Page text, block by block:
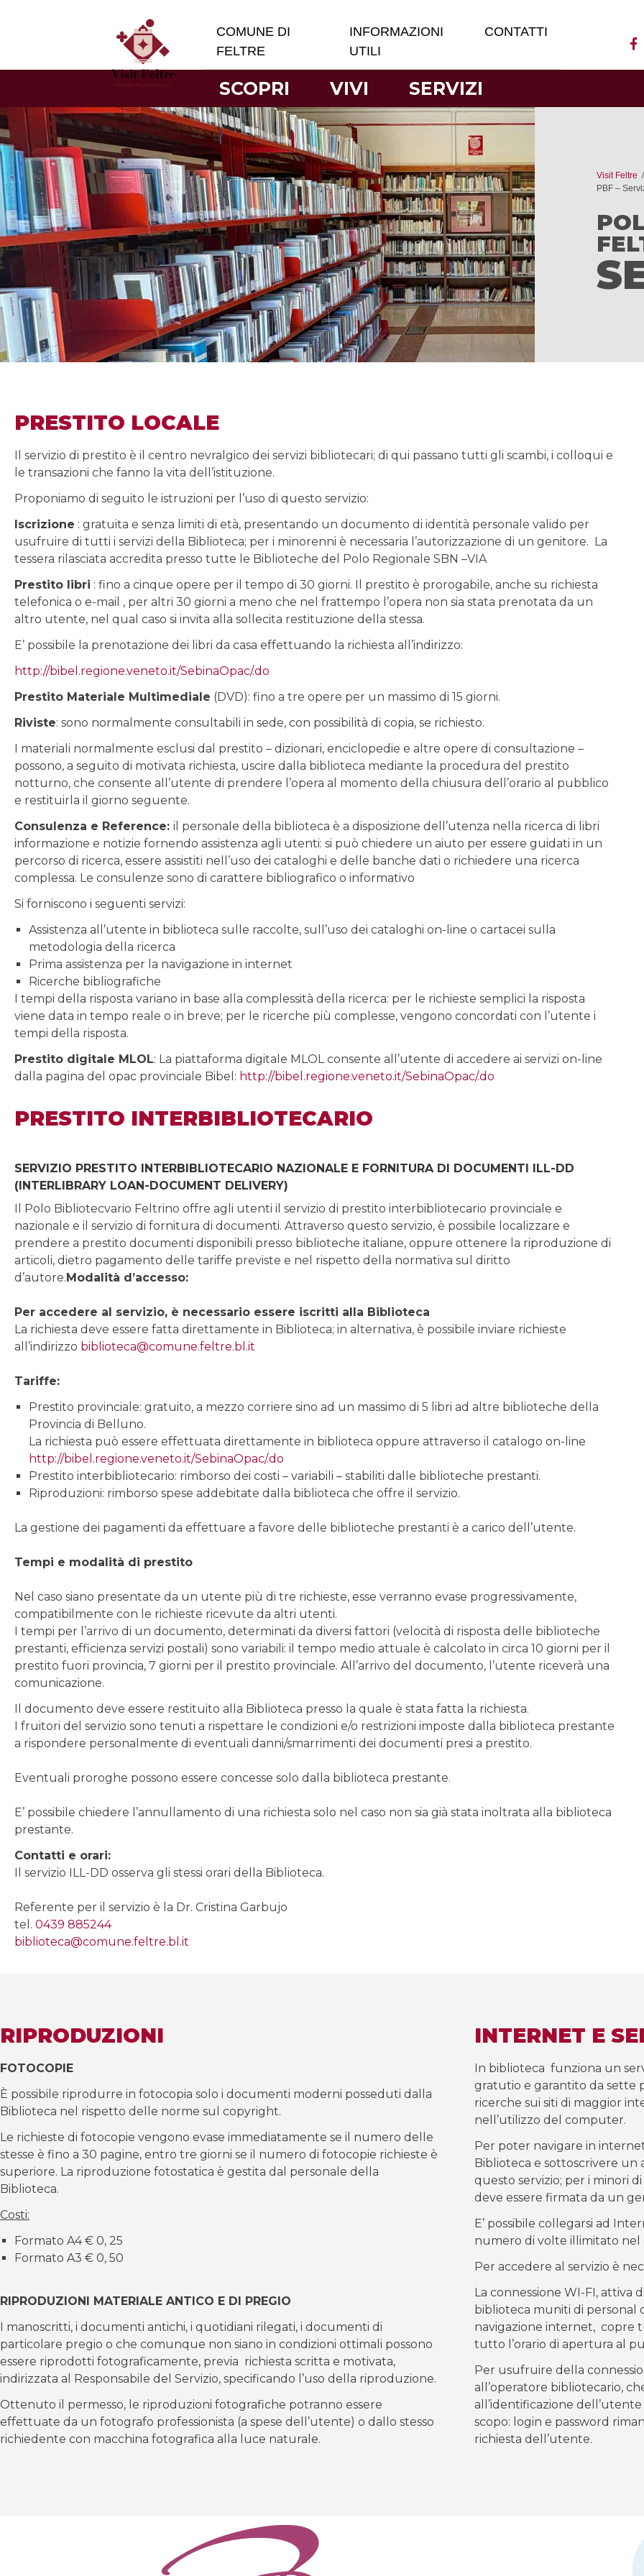
COMUNE DI
FELTRE
INFORMAZIONI
UTILI
CONTATTI
SCOPRI VIVI SERVIZI
Visit Feltre
PBF –
PRESTITO LOCALE
Il servizio di prestito è il centro nevralgico dei servizi bibliotecari; di qui passano tutti gli scambi, i colloqui e
le transazioni che fanno la vita dell’istituzione.
Proponiamo di seguito le istruzioni per l’uso di questo servizio:
Iscrizione : gratuita e senza limiti di età, presentando un documento di identità personale valido per
usufruire di tutti i servizi della Biblioteca; per i minorenni è necessaria l’autorizzazione di un genitore. La
tessera rilasciata accredita presso tutte le Biblioteche del Polo Regionale SBN –VIA
Prestito libri : fino a cinque opere per il tempo di 30 giorni. Il prestito è prorogabile, anche su richiesta
telefonica o e-mail , per altri 30 giorni a meno che nel frattempo l’opera non sia stata prenotata da un
altro utente, nel qual caso si invita alla sollecita restituzione della stessa.
E’ possibile la prenotazione dei libri da casa effettuando la richiesta all’indirizzo:
http://bibel.regione.veneto.it/SebinaOpac/.do
Prestito Materiale Multimediale (DVD): fino a tre opere per un massimo di 15 giorni.
Riviste: sono normalmente consultabili in sede, con possibilità di copia, se richiesto.
I materiali normalmente esclusi dal prestito – dizionari, enciclopedie e altre opere di consultazione –
possono, a seguito di motivata richiesta, uscire dalla biblioteca mediante la procedura del prestito
notturno, che consente all’utente di prendere l’opera al momento della chiusura dell’orario al pubblico
e restituirla il giorno seguente.
Consulenza e Reference: il personale della biblioteca è a disposizione dell’utenza nella ricerca di libri
informazione e notizie fornendo assistenza agli utenti: si può chiedere un aiuto per essere guidati in un
percorso di ricerca, essere assistiti nell’uso dei cataloghi e delle banche dati o richiedere una ricerca
complessa. Le consulenze sono di carattere bibliografico o informativo
Si forniscono i seguenti servizi:
Assistenza all’utente in biblioteca sulle raccolte, sull’uso dei cataloghi on-line o cartacei sulla
metodologia della ricerca
Prima assistenza per la navigazione in internet
Ricerche bibliografiche
I tempi della risposta variano in base alla complessità della ricerca: per le richieste semplici la risposta
viene data in tempo reale o in breve; per le ricerche più complesse, vengono concordati con l’utente i
tempi della risposta.
Prestito digitale MLOL: La piattaforma digitale MLOL consente all’utente di accedere ai servizi on-line
dalla pagina del opac provinciale Bibel: http://bibel.regione.veneto.it/SebinaOpac/.do
PRESTITO INTERBIBLIOTECARIO
SERVIZIO PRESTITO INTERBIBLIOTECARIO NAZIONALE E FORNITURA DI DOCUMENTI ILL-DD
(INTERLIBRARY LOAN-DOCUMENT DELIVERY)
Il Polo Bibliotecvario Feltrino offre agli utenti il servizio di prestito interbibliotecario provinciale e
nazionale e il servizio di fornitura di documenti. Attraverso questo servizio, è possibile localizzare e
prendere a prestito documenti disponibili presso biblioteche italiane, oppure ottenere la riproduzione di
articoli, dietro pagamento delle tariffe previste e nel rispetto della normativa sul diritto
d’autore.Modalità d’accesso:
Per accedere al servizio, è necessario essere iscritti alla Biblioteca
La richiesta deve essere fatta direttamente in Biblioteca; in alternativa, è possibile inviare richieste
all’indirizzo biblioteca@comune.feltre.bl.it
Tariffe:
Prestito provinciale: gratuito, a mezzo corriere sino ad un massimo di 5 libri ad altre biblioteche della
Provincia di Belluno.
La richiesta può essere effettuata direttamente in biblioteca oppure attraverso il catalogo on-line
http://bibel.regione.veneto.it/SebinaOpac/.do
Prestito interbibliotecario: rimborso dei costi – variabili – stabiliti dalle biblioteche prestanti.
Riproduzioni: rimborso spese addebitate dalla biblioteca che offre il servizio.
La gestione dei pagamenti da effettuare a favore delle biblioteche prestanti è a carico dell’utente.
Tempi e modalità di prestito
Nel caso siano presentate da un utente più di tre richieste, esse verranno evase progressivamente,
compatibilmente con le richieste ricevute da altri utenti.
I tempi per l’arrivo di un documento, determinati da diversi fattori (velocità di risposta delle biblioteche
prestanti, efficienza servizi postali) sono variabili: il tempo medio attuale è calcolato in circa 10 giorni per il
prestito fuori provincia, 7 giorni per il prestito provinciale. All’arrivo del documento, l’utente riceverà una
comunicazione.
Il documento deve essere restituito alla Biblioteca presso la quale è stata fatta la richiesta.
I fruitori del servizio sono tenuti a rispettare le condizioni e/o restrizioni imposte dalla biblioteca prestante
a rispondere personalmente di eventuali danni/smarrimenti dei documenti presi a prestito.
Eventuali proroghe possono essere concesse solo dalla biblioteca prestante.
E’ possibile chiedere l’annullamento di una richiesta solo nel caso non sia già stata inoltrata alla biblioteca
prestante.
Contatti e orari:
Il servizio ILL-DD osserva gli stessi orari della Biblioteca.
Referente per il servizio è la Dr. Cristina Garbujo
tel. 0439 885244
biblioteca@comune.feltre.bl.it
RIPRODUZIONI
FOTOCOPIE
È possibile riprodurre in fotocopia solo i documenti moderni posseduti dalla
Biblioteca nel rispetto delle norme sul copyright.
Le richieste di fotocopie vengono evase immediatamente se il numero delle
stesse è fino a 30 pagine, entro tre giorni se il numero di fotocopie richieste è
superiore. La riproduzione fotostatica è gestita dal personale della
Biblioteca.
Costi:
Formato A4 € 0, 25
Formato A3 € 0, 50
RIPRODUZIONI MATERIALE ANTICO E DI PREGIO
I manoscritti, i documenti antichi, i quotidiani rilegati, i documenti di
particolare pregio o che comunque non siano in condizioni ottimali possono
essere riprodotti fotograficamente, previa richiesta scritta e motivata,
indirizzata al Responsabile del Servizio, specificando l’uso della riproduzione.
Ottenuto il permesso, le riproduzioni fotografiche potranno essere
effettuate da un fotografo professionista (a spese dell’utente) o dallo stesso
richiedente con macchina fotografica alla luce naturale.
INTERNET E
In biblioteca funziona un
gratutio e garantito da sette
ricerche sui siti di maggior
nell’utilizzo del computer.
Per poter navigare in
Biblioteca e sottoscrivere un
questo servizio; per i minori
deve essere firmata da un
E’ possibile collegarsi ad
numero di volte illimitato nel
Per accedere al servizio è
La connessione WI-FI,
biblioteca muniti di personal
navigazione internet, copre
tutto l’orario di apertura al
Per usufruire della
all’operatore bibliotecario,
all’identificazione
scopo: login e password
richiesta dell’utente.